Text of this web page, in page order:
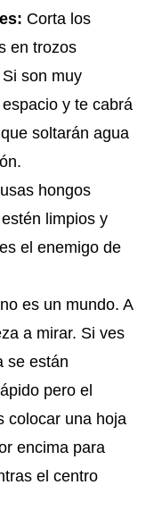
Corta los
en trozos
son muy
y te cabrá
soltarán agua
hongos
limpios y
el enemigo de
es un mundo. A
a mirar. Si ves
se están
pero el
colocar una hoja
encima para
el centro